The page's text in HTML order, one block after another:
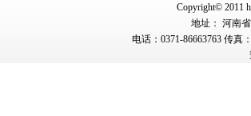
Copyright© 2011
地址： 河南
电话：0371-86663763 传真